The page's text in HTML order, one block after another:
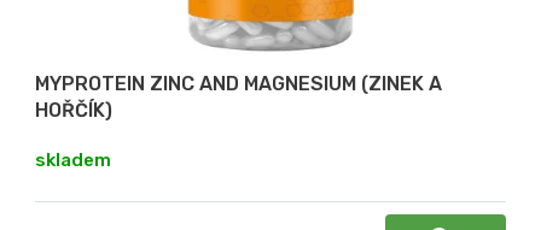
MYPROTEIN ZINC AND MAGNESIUM (ZINEK A
HOŘČÍK)
skladem